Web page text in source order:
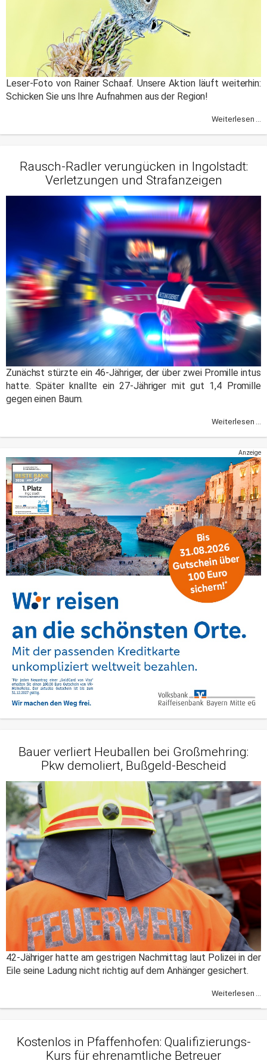
Leser-Foto von Rainer Schaaf. Unsere Aktion läuft weiterhin:
Schicken Sie uns Ihre Aufnahmen aus der Region!
Weiterlesen ...
Rausch-Radler verungücken in Ingolstadt:
Verletzungen und Strafanzeigen
Zunächst stürzte ein 46-Jähriger, der über zwei Promille intus
hatte. Später knallte ein 27-Jähriger mit gut 1,4 Promille
gegen einen Baum.
Weiterlesen ...
Anzeige
Bauer verliert Heuballen bei Großmehring:
Pkw demoliert, Bußgeld-Bescheid
42-Jähriger hatte am gestrigen Nachmittag laut Polizei in der
Eile seine Ladung nicht richtig auf dem Anhänger gesichert.
Weiterlesen ...
Kostenlos in Pfaffenhofen: Qualifizierungs-
Kurs für ehrenamtliche Betreuer